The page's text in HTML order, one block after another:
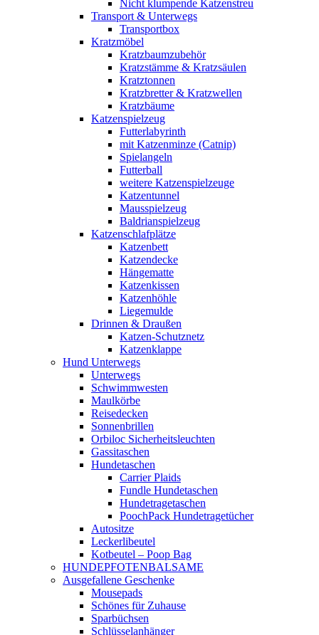
Nicht klumpende Katzenstreu
Transport & Unterwegs
Transportbox
Kratzmöbel
Kratzbaumzubehör
Kratzstämme & Kratzsäulen
Kratztonnen
Kratzbretter & Kratzwellen
Kratzbäume
Katzenspielzeug
Futterlabyrinth
mit Katzenminze (Catnip)
Spielangeln
Futterball
weitere Katzenspielzeuge
Katzentunnel
Mausspielzeug
Baldrianspielzeug
Katzenschlafplätze
Katzenbett
Katzendecke
Hängematte
Katzenkissen
Katzenhöhle
Liegemulde
Drinnen & Draußen
Katzen-Schutznetz
Katzenklappe
Hund Unterwegs
Unterwegs
Schwimmwesten
Maulkörbe
Reisedecken
Sonnenbrillen
Orbiloc Sicherheitsleuchten
Gassitaschen
Hundetaschen
Carrier Plaids
Fundle Hundetaschen
Hundetragetaschen
PoochPack Hundetragetücher
Autositze
Leckerlibeutel
Kotbeutel – Poop Bag
HUNDEPFOTENBALSAME
Ausgefallene Geschenke
Mousepads
Schönes für Zuhause
Sparbüchsen
Schlüsselanhänger